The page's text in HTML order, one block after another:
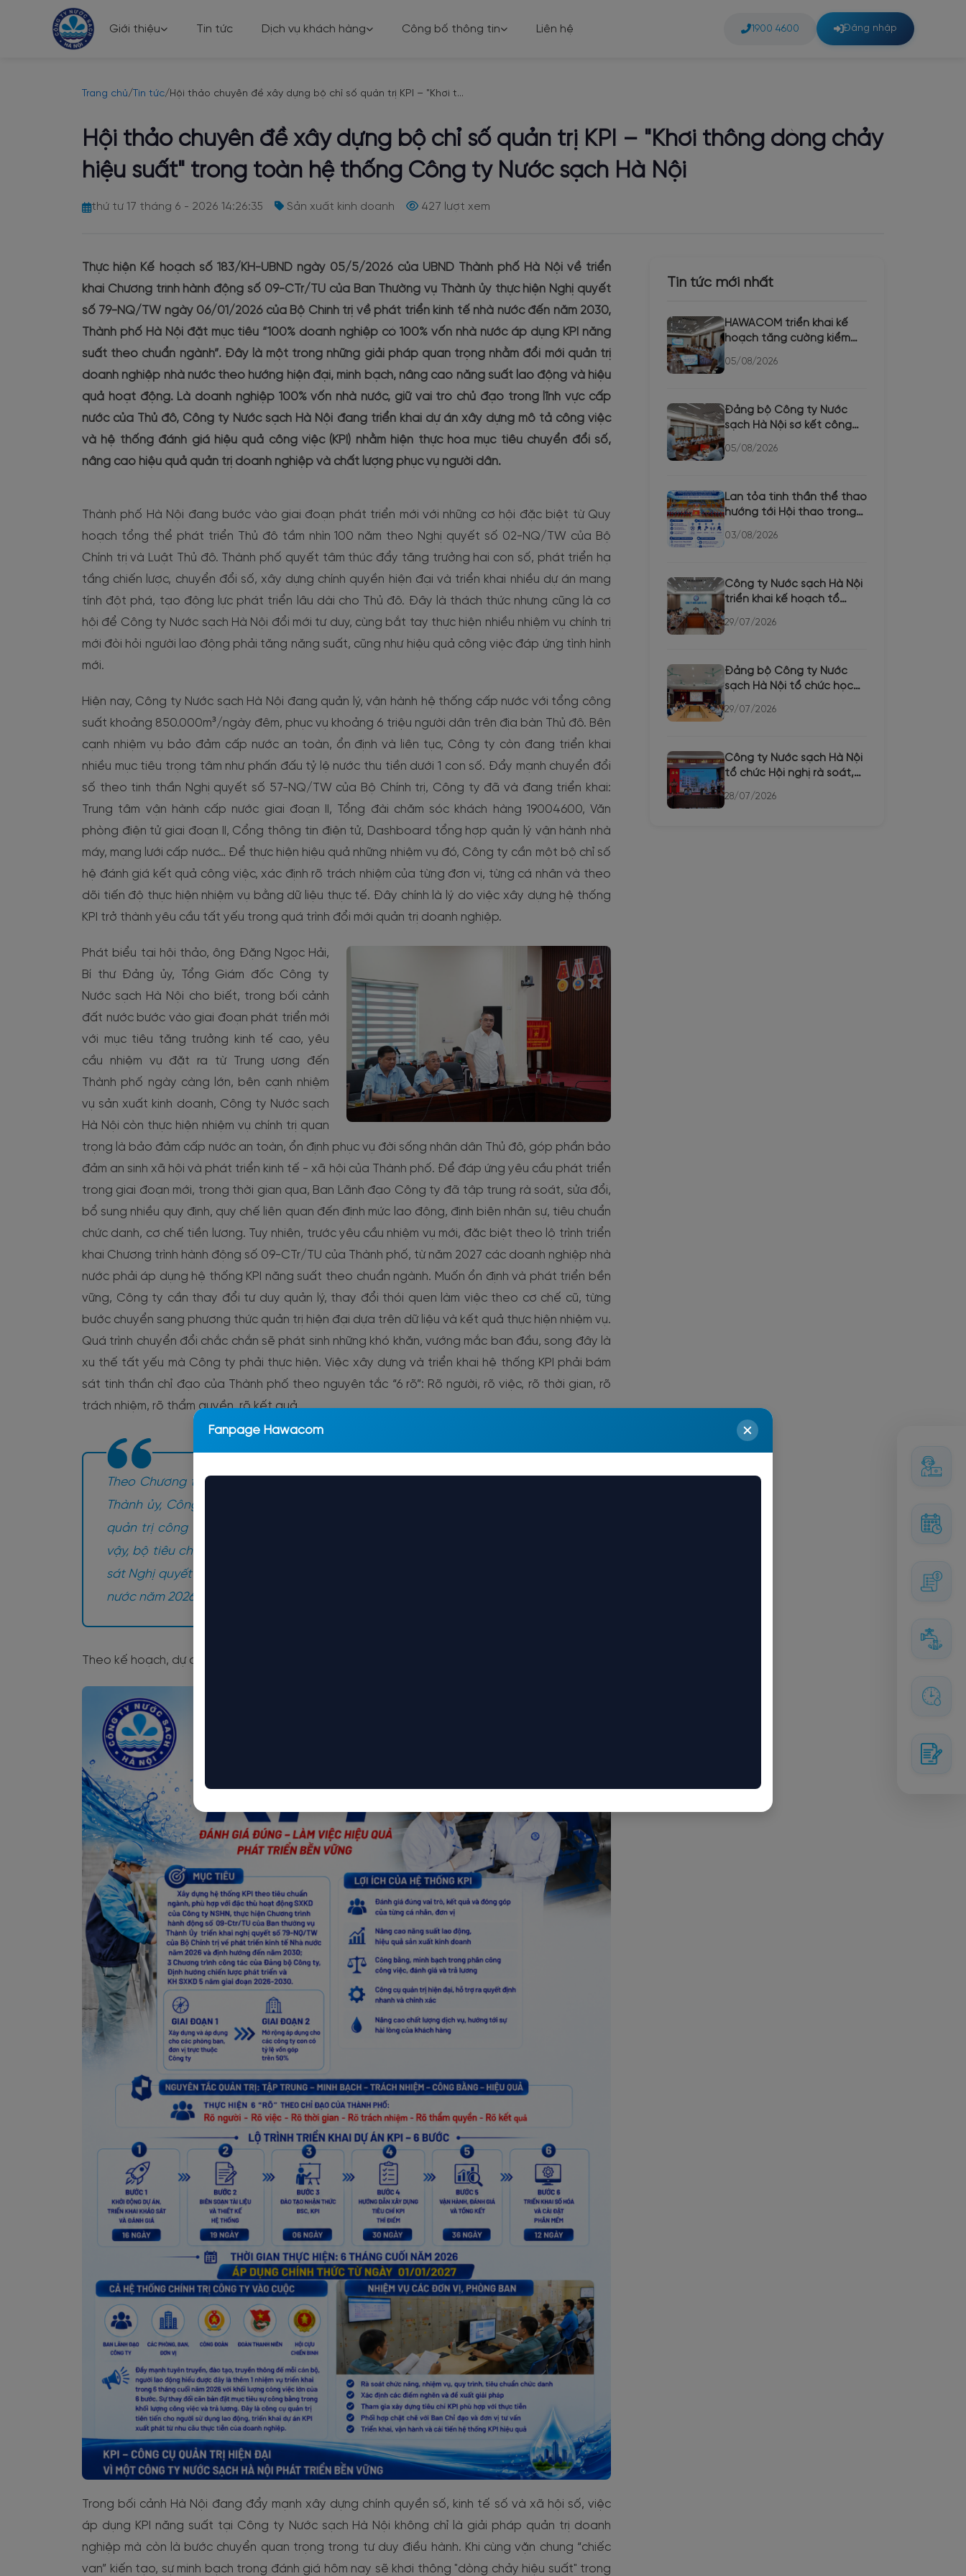
Giới thiệu Tin tức Dịch vụ khách hàng Công bố thông tin Liên hệ 1900 4600 Đăng nhập
Trang chủ/ Tin tức/Hội thảo chuyên đề xây dựng bộ chỉ số quản trị KPI – "Khơi t...
Hội thảo chuyên đề xây dựng bộ chỉ số quản trị KPI – "Khơi thông dòng chảy
hiệu suất" trong toàn hệ thống Công ty Nước sạch Hà Nội
thứ tư 17 tháng 6 - 2026 14:26:35 Sản xuất kinh doanh 427 lượt xem
Thực hiện Kế hoạch số 183/KH-UBND ngày 05/5/2026 của UBND Thành phố Hà Nội về triển
khai Chương trình hành động số 09-CTr/TU của Ban Thường vụ Thành ủy thực hiện Nghị quyết
số 79-NQ/TW ngày 06/01/2026 của Bộ Chính trị về phát triển kinh tế nhà nước đến năm 2030,
Thành phố Hà Nội đặt mục tiêu “100% doanh nghiệp có 100% vốn nhà nước áp dụng KPI năng
suất theo chuẩn ngành”. Đây là một trong những giải pháp quan trọng nhằm đổi mới quản trị
doanh nghiệp nhà nước theo hướng hiện đại, minh bạch, nâng cao năng suất lao động và hiệu
quả hoạt động. Là doanh nghiệp 100% vốn nhà nước, giữ vai trò chủ đạo trong lĩnh vực cấp
nước của Thủ đô, Công ty Nước sạch Hà Nội đang triển khai dự án xây dựng mô tả công việc
và hệ thống đánh giá hiệu quả công việc (KPI) nhằm hiện thực hóa mục tiêu chuyển đổi số,
nâng cao hiệu quả quản trị doanh nghiệp và chất lượng phục vụ người dân.
Thành phố Hà Nội đang bước vào giai đoạn phát triển mới với những cơ hội đặc biệt từ Quy
hoạch tổng thể phát triển Thủ đô tầm nhìn 100 năm theo Nghị quyết số 02-NQ/TW của Bộ
Chính trị và Luật Thủ đô. Thành phố quyết tâm thúc đẩy tăng trưởng hai con số, phát triển hạ
tầng chiến lược, chuyển đổi số, xây dựng chính quyền hiện đại và triển khai nhiều dự án mang
tính đột phá, tạo động lực phát triển lâu dài cho Thủ đô. Đây là thách thức nhưng cũng là cơ
hội để Công ty Nước sạch Hà Nội đổi mới tư duy, cùng bắt tay thực hiện nhiều nhiệm vụ chính trị
mới đòi hỏi người lao động phải tăng năng suất, cũng như hiệu quả công việc đáp ứng tình hình
mới.
Hiện nay, Công ty Nước sạch Hà Nội đang quản lý, vận hành hệ thống cấp nước với tổng công
suất khoảng 850.000m³/ngày đêm, phục vụ khoảng 6 triệu người dân trên địa bàn Thủ đô. Bên
cạnh nhiệm vụ bảo đảm cấp nước an toàn, ổn định và liên tục, Công ty còn đang triển khai
nhiều mục tiêu trọng tâm như phấn đấu tỷ lệ nước thu tiền dưới 1 con số. Đẩy mạnh chuyển đổi
số theo tinh thần Nghị quyết số 57-NQ/TW của Bộ Chính trị, Công ty đã và đang triển khai:
Trung tâm vận hành cấp nước giai đoạn II, Tổng đài chăm sóc khách hàng 19004600, Văn
phòng điện tử giai đoạn II, Cổng thông tin điện tử, Dashboard tổng hợp quản lý vận hành nhà
máy, mạng lưới cấp nước… Để thực hiện hiệu quả những nhiệm vụ đó, Công ty cần một bộ chỉ số
hệ đánh giá kết quả công việc, xác định rõ trách nhiệm của từng đơn vị, từng cá nhân và theo
dõi tiến độ thực hiện nhiệm vụ bằng dữ liệu thực tế. Đây chính là lý do việc xây dựng hệ thống
KPI trở thành yêu cầu tất yếu trong quá trình đổi mới quản trị doanh nghiệp.
Phát biểu tại hội thảo, ông Đặng Ngọc Hải,
Bí thư Đảng ủy, Tổng Giám đốc Công ty
Nước sạch Hà Nội cho biết, trong bối cảnh
đất nước bước vào giai đoạn phát triển mới
với mục tiêu tăng trưởng kinh tế cao, yêu
cầu nhiệm vụ đặt ra từ Trung ương đến
Thành phố ngày càng lớn, bên cạnh nhiệm
vụ sản xuất kinh doanh, Công ty Nước sạch
Hà Nội còn thực hiện nhiệm vụ chính trị quan
trọng là bảo đảm cấp nước an toàn, ổn định phục vụ đời sống nhân dân Thủ đô, góp phần bảo
đảm an sinh xã hội và phát triển kinh tế - xã hội của Thành phố. Để đáp ứng yêu cầu phát triển
trong giai đoạn mới, trong thời gian qua, Ban Lãnh đạo Công ty đã tập trung rà soát, sửa đổi,
bổ sung nhiều quy định, quy chế liên quan đến định mức lao động, định biên nhân sự, tiêu chuẩn
chức danh, cơ chế tiền lương. Tuy nhiên, trước yêu cầu nhiệm vụ mới, đặc biệt theo lộ trình triển
khai Chương trình hành động số 09-CTr/TU của Thành phố, từ năm 2027 các doanh nghiệp nhà
nước phải áp dụng hệ thống KPI năng suất theo chuẩn ngành. Muốn ổn định và phát triển bền
vững, Công ty cần thay đổi tư duy quản lý, thay đổi thói quen làm việc theo cơ chế cũ, từng
bước chuyển sang phương thức quản trị hiện đại dựa trên dữ liệu và kết quả thực hiện nhiệm vụ.
Quá trình chuyển đổi chắc chắn sẽ phát sinh những khó khăn, vướng mắc ban đầu, song đây là
xu thế tất yếu mà Công ty phải thực hiện. Việc xây dựng và triển khai hệ thống KPI phải bám
sát tinh thần chỉ đạo của Thành phố theo nguyên tắc “6 rõ”: Rõ người, rõ việc, rõ thời gian, rõ
trách nhiệm, rõ thẩm quyền, rõ kết quả.
Theo Chương trình hành động số 09-CTr/TU ngày 17/3/2026 của Ban Thường vụ
Thành ủy, Công ty Nước sạch Hà Nội có trách nhiệm thực hiện bộ chuẩn mực về
quản trị công ty tập trung và minh bạch, trách nhiệm, công bằng, hiệu quả. Do
vậy, bộ tiêu chuẩn KPI của Công ty Nước sạch Hà Nội sẽ được lồng ghép và bám
sát Nghị quyết 79-NQ/TW ngày 6/1/2026 của Bộ chính trị về phát triển kinh tế nhà
nước năm 2026 và định hướng đến năm 2030.
Theo kế hoạch, dự án sẽ được triển khai theo 6 bước với thời gian và nội dung cụ thể.
Trong bối cảnh Hà Nội đang đẩy mạnh xây dựng chính quyền số, kinh tế số và xã hội số, việc
áp dụng KPI năng suất tại Công ty Nước sạch Hà Nội không chỉ là giải pháp quản trị doanh
nghiệp mà còn là bước chuyển quan trọng trong tư duy điều hành. Khi cùng vặn chung “chiếc
van” kiến tạo, sự minh bạch trong đánh giá hôm nay sẽ khơi thông "dòng chảy hiệu suất" trong
Tin tức mới nhất
HAWACOM triển khai kế
hoạch tăng cường kiểm
th...
05/08/2026
Đảng bộ Công ty Nước
sạch Hà Nội sơ kết công
triể...
05/08/2026
Lan tỏa tinh thần thể thao
hướng tới Hội thao trong
03/08/2026
Công ty Nước sạch Hà Nội
triển khai kế hoạch tổ
29/07/2026
Đảng bộ Công ty Nước
sạch Hà Nội tổ chức học
29/07/2026
Công ty Nước sạch Hà Nội
tổ chức Hội nghị rà soát,
28/07/2026
Fanpage Hawacom